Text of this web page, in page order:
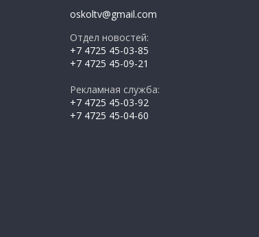
oskoltv@gmail.com
Отдел новостей:
+7 4725 45-03-85
+7 4725 45-09-21
Рекламная служба:
+7 4725 45-03-92
+7 4725 45-04-60